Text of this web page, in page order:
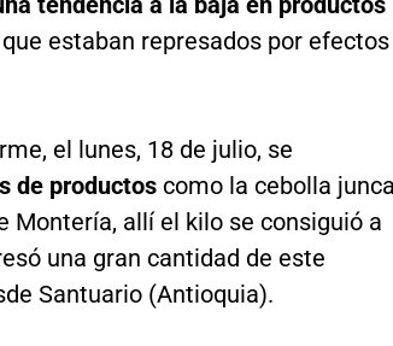
estaban represados por efectos
el lunes, 18 de julio, se
de productoscomo la cebolla
Montería, allí el kilo se consiguió a
una gran cantidad de este
Santuario (Antioquia).